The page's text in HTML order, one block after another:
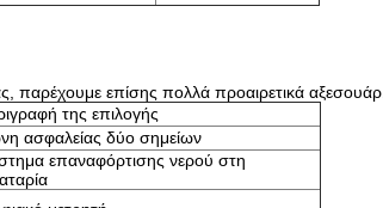
παρέχουμε επίσης πολλά προαιρετικά αξεσουάρ.
της επιλογής
ασφαλείας δύο σημείων
επαναφόρτισης νερού στη